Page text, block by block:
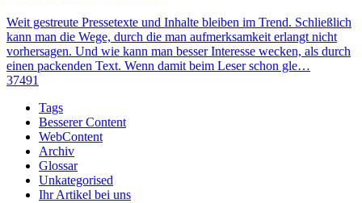
Weit gestreute Pressetexte und Inhalte bleiben im Trend. Schließlich
kann man die Wege, durch die man aufmerksamkeit erlangt nicht
vorhersagen. Und wie kann man besser Interesse wecken, als durch
einen packenden Text. Wenn damit beim Leser schon gle…
37491
Tags
Besserer Content
WebContent
Archiv
Glossar
Unkategorised
Ihr Artikel bei uns